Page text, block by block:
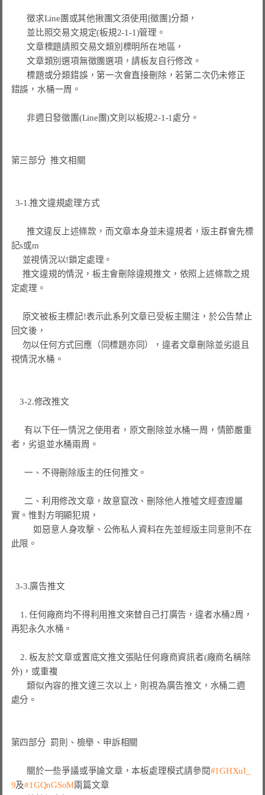
       徵求Line團或其他揪團文須使用[徵團]分類，
       文章標題請照交易文類別標明所在地區，
       文章類別選項無徵團選項，請板友自行修改。
標題或分類錯誤，第一次會直接刪除，若第二次仍未修正
錯誤，水桶一周。
第三部分  推文相關
  3-1.推文違規處理方式
推文違反上述條款，而文章本身並未違規者，版主群會先標
記s或m
定處理。
回文後，
視情況水桶。
3-2.修改推文
      有以下任一情況之使用者，原文刪除並水桶一周，情節嚴重
者，劣退並水桶兩周。
      一、不得刪除版主的任何推文。
實。惟對方明顯犯規，
          如惡意人身攻擊、公佈私人資料在先並經版主同意則不在
此限。
  3-3.廣告推文
再犯永久水桶。
外)，或重複
       類似內容的推文達三次以上，則視為廣告推文，水桶二週
處分。
第四部分  罰則、檢舉、申訴相關
       關於一些爭議或爭論文章，本板處理模式請參閱
#1GHXuI_
9及#1GQnGSoM兩篇文章